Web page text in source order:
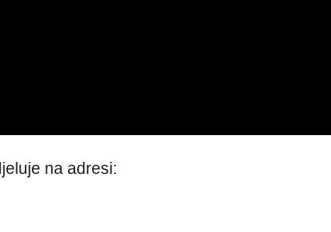
na adresi: